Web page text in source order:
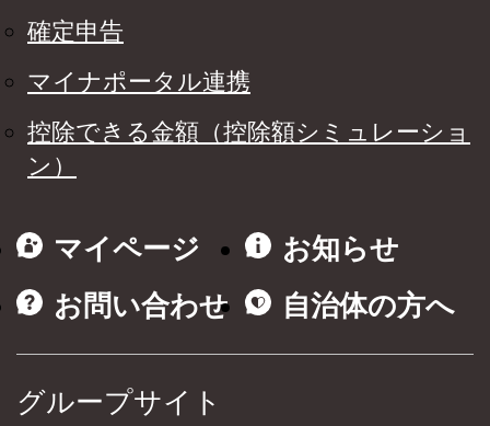
確定申告
マイナポータル連携
控除できる金額（控除額シミュレーショ
ン）
マイページ
お知らせ
お問い合わせ
自治体の方へ
グループサイト